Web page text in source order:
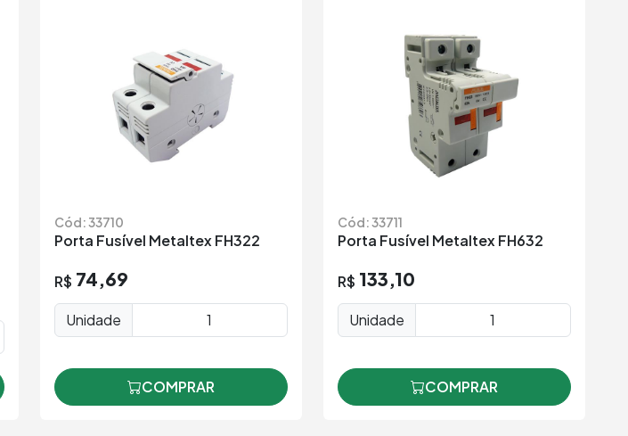
Cód: 33710
Porta Fusível Metaltex FH322
R$ 74,69
Unidade
COMPRAR
Cód: 33711
Porta Fusível Metaltex FH632
R$ 133,10
Unidade
COMPRAR